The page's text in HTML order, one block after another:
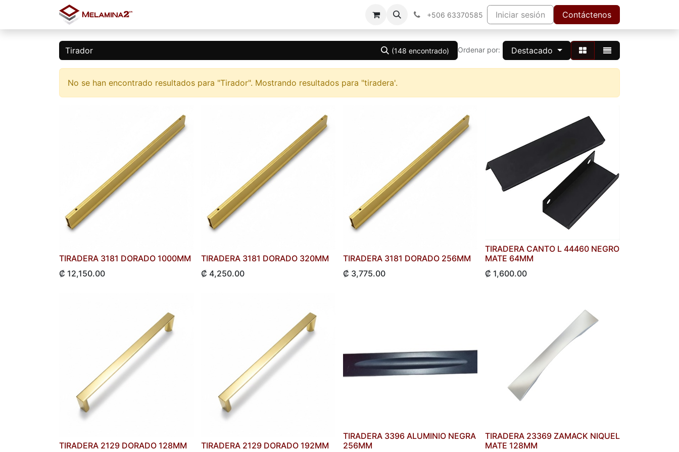
+506 63370585 Iniciar sesión Contáctenos
(148 encontrado) Ordenar por: Destacado
No se han encontrado resultados para "Tirador". Mostrando resultados para "tiradera'.
TIRADERA 3181 DORADO 1000MM
₡ 12,150.00
TIRADERA 3181 DORADO 320MM
₡ 4,250.00
TIRADERA 3181 DORADO 256MM
₡ 3,775.00
TIRADERA CANTO L 44460 NEGRO
MATE 64MM
₡ 1,600.00
TIRADERA 2129 DORADO 128MM TIRADERA 2129 DORADO 192MM
TIRADERA 3396 ALUMINIO NEGRA
256MM
TIRADERA 23369 ZAMACK NIQUEL
MATE 128MM